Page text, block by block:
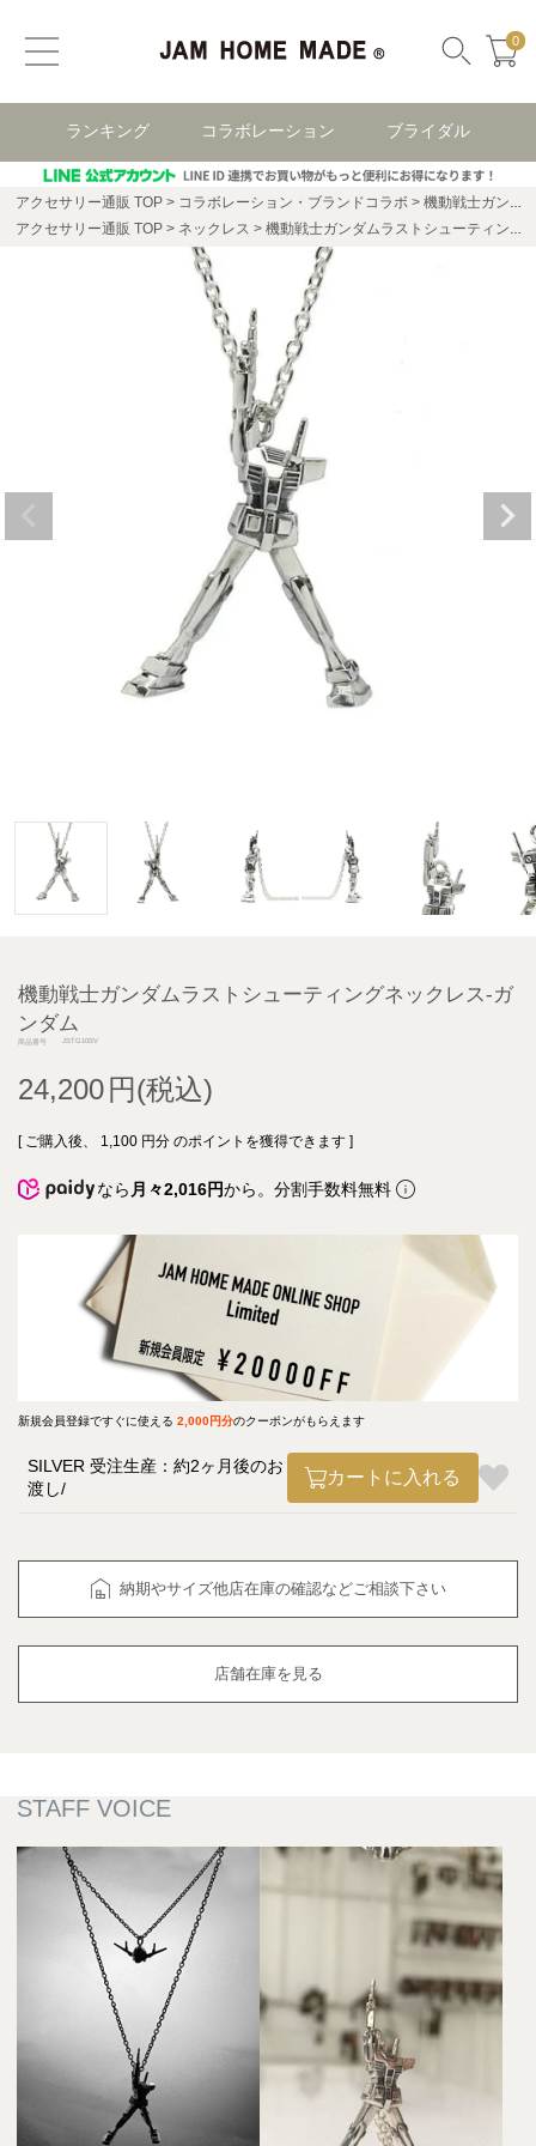
0
ランキング コラボレーション ブライダル
アクセサリー通販 TOP コラボレーション・ブランドコラボ
機動戦士ガンダム コラボレーション
アクセサリー通販 TOP
ネックレス 機動戦士ガンダムラストシューティングネックレス-ガンダム
機動戦士ガンダムラストシューティングネックレス-ガ
ンダム
商品番号 JSTG10SV
24,200
[ ご購入後、 1,100 円分 のポイントを獲得できます ]
なら 月々2,016円から。分割手数料無料
新規会員登録ですぐに使える 2,000円分のクーポンがもらえます
SILVER 受注生産：約2ヶ月後のお
渡し
カートに入れる
納期やサイズ他店在庫の確認などご相談下さい
店舗在庫を見る